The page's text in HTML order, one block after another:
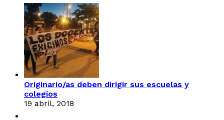
Originario/as deben dirigir sus escuelas y
colegios
19 abril, 2018